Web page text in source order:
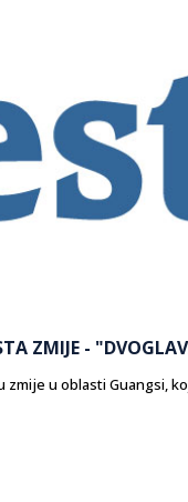
ZMIJE -
u oblasti Guangsi,